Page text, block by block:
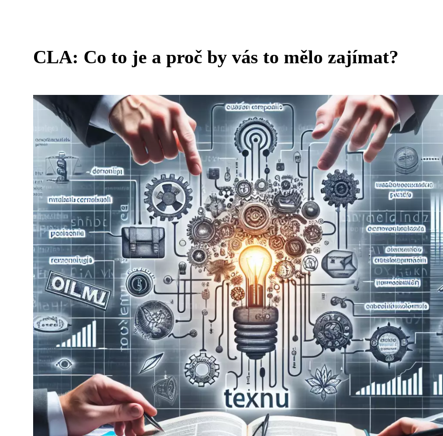
CLA: Co to je a proč by vás to mělo zajímat?